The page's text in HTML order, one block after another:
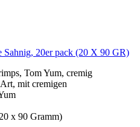
20er pack (20 X 90 GR)
Tom Yum, cremig
mit cremigen
x 90 Gramm)